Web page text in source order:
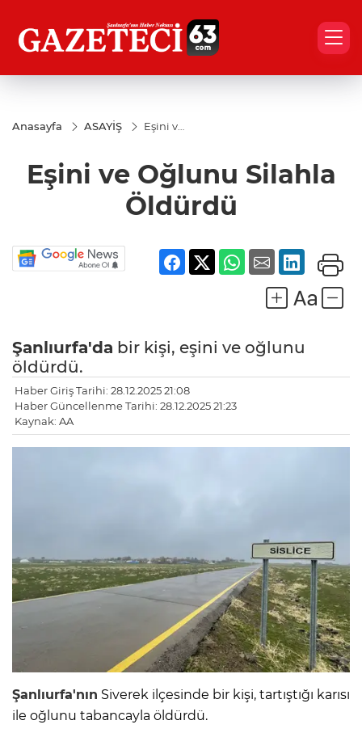
Anasayfa ASAYİŞ
Eşini ve
Öldürdü
Eşini ve Oğlunu Silahla
Öldürdü
Şanlıurfa'da bir kişi, eşini ve oğlunu
öldürdü.
Haber Giriş Tarihi: 28.12.2025 21:08
Haber Güncellenme Tarihi: 28.12.2025 21:23
Kaynak: AA
Şanlıurfa'nın Siverek ilçesinde bir kişi, tartıştığı karısı
ile oğlunu tabancayla öldürdü.